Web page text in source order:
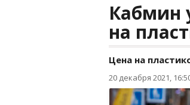
Кабмин
на
Цена на
20 декабря 2021,